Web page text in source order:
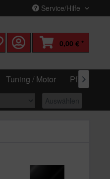
Service/Hilfe
0,00 € *
Tuning / Motor Pflege &

Auswählen